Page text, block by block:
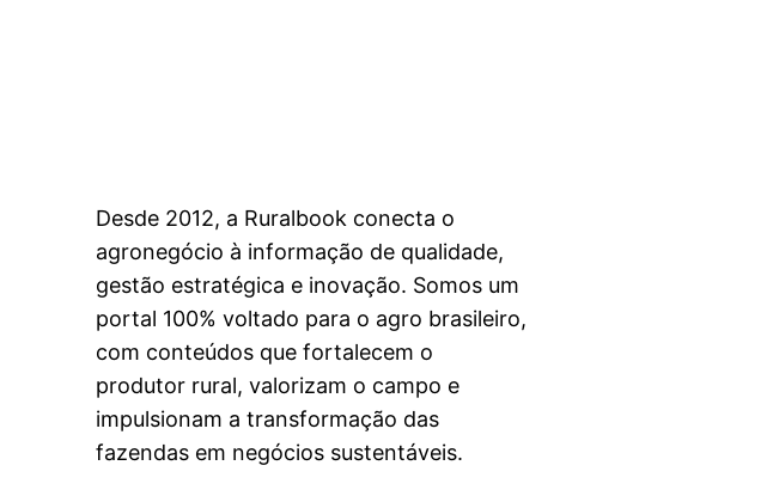
Desde 2012, a Ruralbook conecta o
agronegócio à informação de qualidade,
gestão estratégica e inovação. Somos um
portal 100% voltado para o agro brasileiro,
com conteúdos que fortalecem o
produtor rural, valorizam o campo e
impulsionam a transformação das
fazendas em negócios sustentáveis.